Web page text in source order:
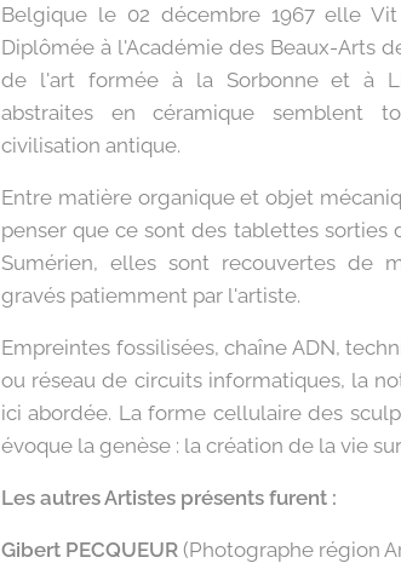
Belgique le 02 décembre 1967 elle
Diplômée à l'Académie des Beaux-Arts
de l'art formée à la Sorbonne et à
abstraites en céramique semblent
civilisation antique.
Entre matière organique et objet
penser que ce sont des tablettes sorties
Sumérien, elles sont recouvertes de
gravés patiemment par l'artiste.
Empreintes fossilisées, chaîne ADN,
ou réseau de circuits informatiques, la
ici abordée. La forme cellulaire des
évoque la genèse : la création de la vie
Les autres Artistes présents furent :
Gibert PECQUEUR (Photographe région